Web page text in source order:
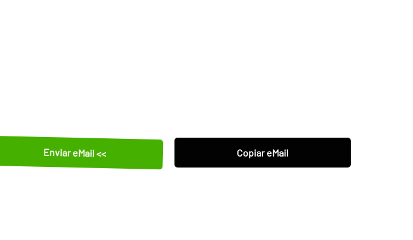
Enviar eMail << Copiar eMail